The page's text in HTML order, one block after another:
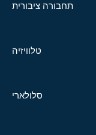
תחבורה ציבורית
טלוויזיה
סלולארי